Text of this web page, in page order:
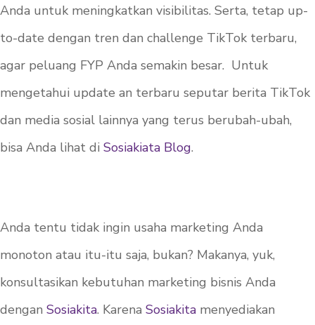
Anda untuk meningkatkan visibilitas. Serta, tetap up-
to-date dengan tren dan challenge TikTok terbaru,
agar peluang FYP Anda semakin besar. Untuk
mengetahui update an terbaru seputar berita TikTok
dan media sosial lainnya yang terus berubah-ubah,
bisa Anda lihat di Sosiakiata Blog.
Anda tentu tidak ingin usaha marketing Anda
monoton atau itu-itu saja, bukan? Makanya, yuk,
konsultasikan kebutuhan marketing bisnis Anda
dengan Sosiakita. Karena Sosiakita menyediakan